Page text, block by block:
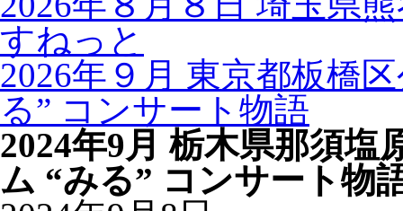
すねっと
2026年９月 東京都板橋
る” コンサート物語
2024年9月 栃木県那須塩
ム “みる” コンサート物